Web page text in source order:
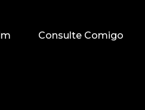
Consulte Comigo